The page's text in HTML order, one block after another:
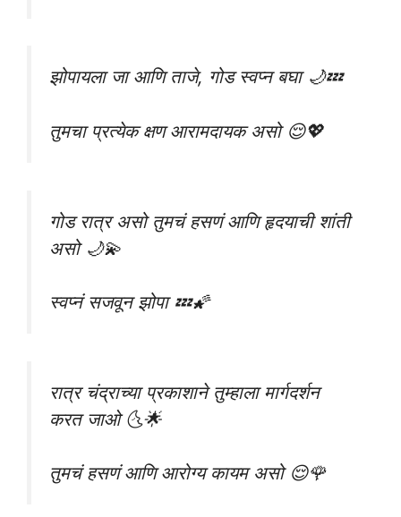
झोपायला जा आणि ताजे, गोड स्वप्न बघा 🌙💤
तुमचा प्रत्येक क्षण आरामदायक असो 😌💖
गोड रात्र असो तुमचं हसणं आणि हृदयाची शांती
असो 🌙💫
स्वप्नं सजवून झोपा 💤🌠
रात्र चंद्राच्या प्रकाशाने तुम्हाला मार्गदर्शन
करत जाओ 🌜🌟
तुमचं हसणं आणि आरोग्य कायम असो 😌🌹